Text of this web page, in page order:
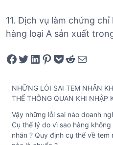
11. Dịch vụ làm chứng
hàng loại A sản xuất
Share on Facebook Tweet on Twitter Share on LinkedIn Pin on Pinterest Save to pocket Share on Reddit Share via Email
NHỮNG LỖI SAI TEM NHÃN
THỂ THÔNG QUAN KHI NHẬP
Vậy những lỗi sai nào doanh
Cụ thể lý do vì sao hàng
nhãn ? Quy định cụ thể về tem